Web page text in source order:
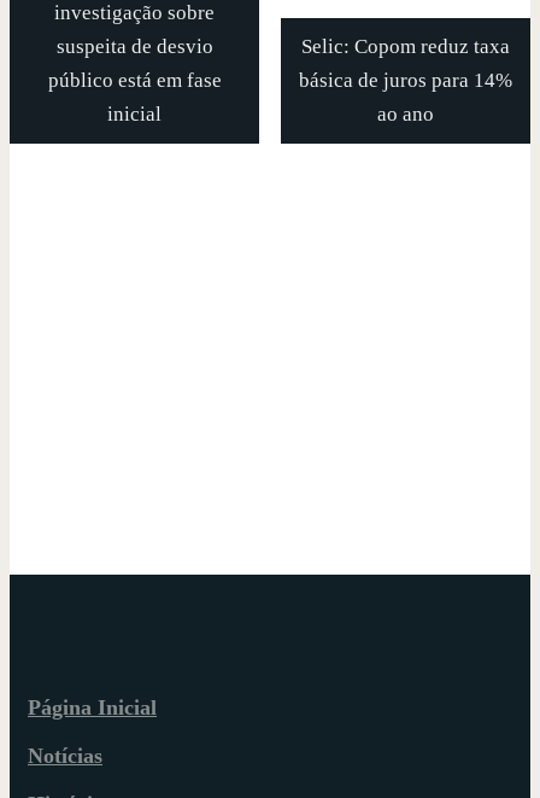
investigação sobre
suspeita de desvio
público está em fase
inicial
Selic: Copom reduz taxa
básica de juros para 14%
ao ano
Página Inicial
Notícias